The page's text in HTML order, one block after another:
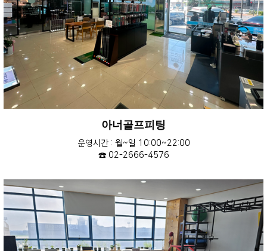
아너골프피팅
운영시간 : 월~일 10:00~22:00
☎ 02-2666-4576